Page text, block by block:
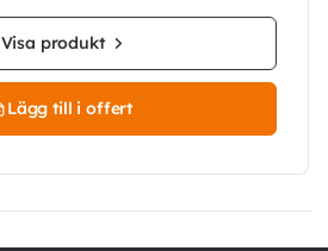
Visa produkt
Lägg till i offert